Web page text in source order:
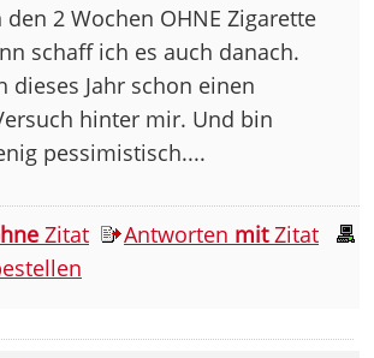
2 Wochen OHNE Zigarette
schaff ich es auch danach.
dieses Jahr schon einen
hinter mir. Und bin
pessimistisch....
Zitat Antworten mitZitat